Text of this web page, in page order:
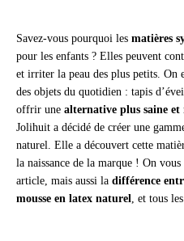
Savez-vous pourquoi les matières
pour les enfants ? Elles peuvent
et irriter la peau des plus petits. On
des objets du quotidien : tapis
offrir une alternative plus saine et
Jolihuit a décidé de créer une
naturel. Elle a découvert cette
la naissance de la marque ! On
article, mais aussi la différence
mousse en latex naturel, et tous